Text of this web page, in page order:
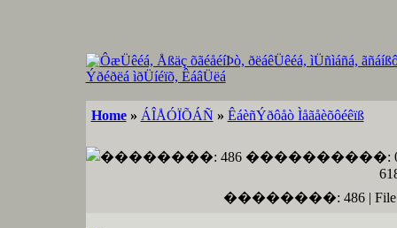
Home » ÁÎÅÓÏÕÁÑ » ÊáèñÝðôåò Ìåãåèõôéêïß
��������: 486 | File